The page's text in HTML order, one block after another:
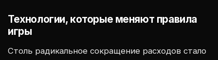
Технологии, которые меняют правила
игры
Столь радикальное сокращение расходов стало